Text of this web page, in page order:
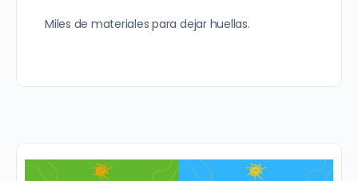
Miles de materiales para dejar huellas.